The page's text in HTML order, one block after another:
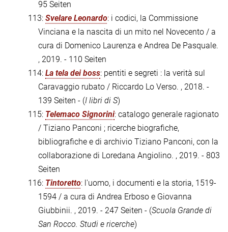
95 Seiten
113: Svelare Leonardo: i codici, la Commissione
Vinciana e la nascita di un mito nel Novecento / a
cura di Domenico Laurenza e Andrea De Pasquale.
, 2019. - 110 Seiten
114: La tela dei boss: pentiti e segreti : la verità sul
Caravaggio rubato / Riccardo Lo Verso. , 2018. -
139 Seiten - (I libri di S)
115: Telemaco Signorini: catalogo generale ragionato
/ Tiziano Panconi ; ricerche biografiche,
bibliografiche e di archivio Tiziano Panconi, con la
collaborazione di Loredana Angiolino. , 2019. - 803
Seiten
116: Tintoretto: l'uomo, i documenti e la storia, 1519-
1594 / a cura di Andrea Erboso e Giovanna
Giubbinii. , 2019. - 247 Seiten - (Scuola Grande di
San Rocco. Studi e ricerche)